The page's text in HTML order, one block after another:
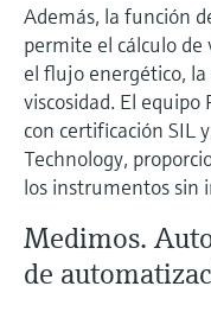
Además, la función
permite el cálculo de
el flujo energético,
viscosidad. El
con certificación SIL
Technology,
los instrumentos sin
Medimos.
de